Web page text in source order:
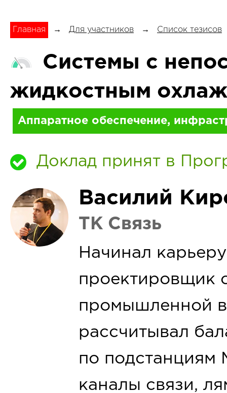
Главная → Для участников → Список тезисов
Cистемы с
жидкостным
Аппаратное обеспечение,
Доклад принят в
Василий
ТК Связь
Начинал
проектировщик
промышленной
рассчитывал
по подстанциям
каналы связи,